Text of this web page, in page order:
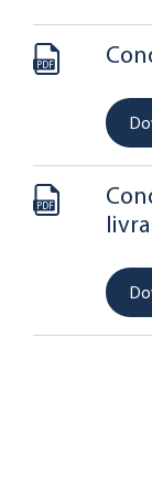
PDF
PDF